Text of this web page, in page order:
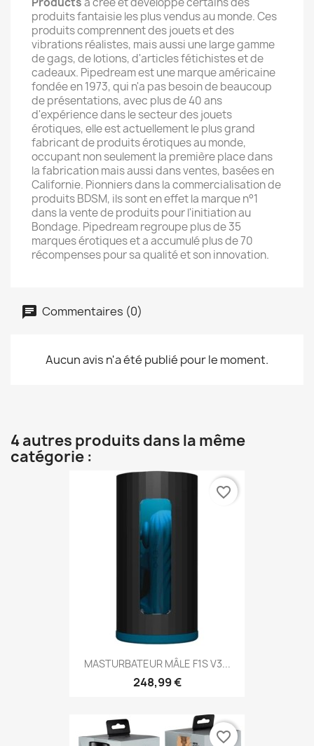
produits fantaisie les plus vendus au monde. Ces
produits comprennent des jouets et des
vibrations réalistes, mais aussi une large gamme
de gags, de lotions, d'articles fétichistes et de
cadeaux. Pipedream est une marque américaine
fondée en 1973, qui n'a pas besoin de beaucoup
de présentations, avec plus de 40 ans
d'expérience dans le secteur des jouets
érotiques, elle est actuellement le plus grand
fabricant de produits érotiques au monde,
occupant non seulement la première place dans
la fabrication mais aussi dans ventes, basées en
Californie. Pionniers dans la commercialisation de
produits BDSM, ils sont en effet la marque n°1
dans la vente de produits pour l'initiation au
Bondage. Pipedream regroupe plus de 35
marques érotiques et a accumulé plus de 70
récompenses pour sa qualité et son innovation.
Commentaires (0)
Aucun avis n'a été publié pour le moment.
4 autres produits dans la même
catégorie :
MASTURBATEUR MÂLE F1S V3...
248,99 €
favorite_border
favorite_border